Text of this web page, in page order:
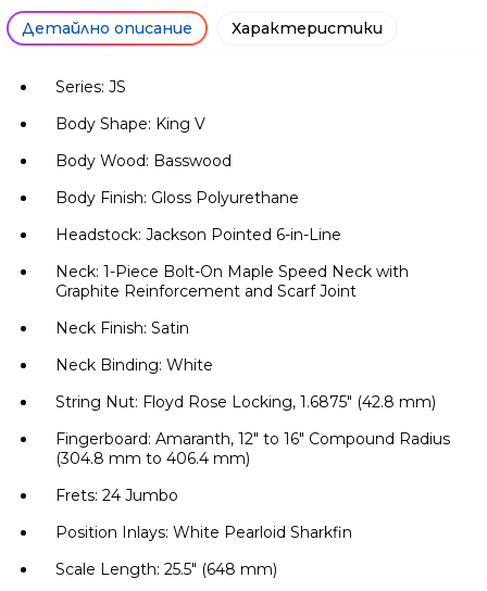
усилване, обкантени грифове и глави, както и хардуер в черно,
осигуряват повече стойност за по-малко пари.
Детайлно описание Характеристики
Series: JS
Body Shape: King V
Body Wood: Basswood
Body Finish: Gloss Polyurethane
Headstock: Jackson Pointed 6-in-Line
Neck: 1-Piece Bolt-On Maple Speed Neck with
Graphite Reinforcement and Scarf Joint
Neck Finish: Satin
Neck Binding: White
String Nut: Floyd Rose Locking, 1.6875" (42.8 mm)
Fingerboard: Amaranth, 12" to 16" Compound Radius
(304.8 mm to 406.4 mm)
Frets: 24 Jumbo
Position Inlays: White Pearloid Sharkfin
Scale Length: 25.5" (648 mm)